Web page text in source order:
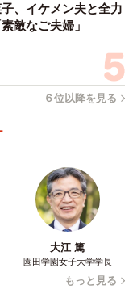
、イケメン夫と全力
敵なご夫婦」
６位以降を見る
大江 篤
園田学園女子大学学長
もっと見る